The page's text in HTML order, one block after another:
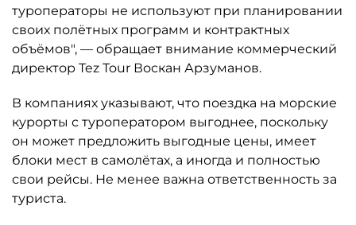
туроператоры не используют при планировании
своих полётных программ и контрактных
объёмов", — обращает внимание коммерческий
директор Tez Tour Воскан Арзуманов.
В компаниях указывают, что поездка на морские
курорты с туроператором выгоднее, поскольку
он может предложить выгодные цены, имеет
блоки мест в самолётах, а иногда и полностью
свои рейсы. Не менее важна ответственность за
туриста.